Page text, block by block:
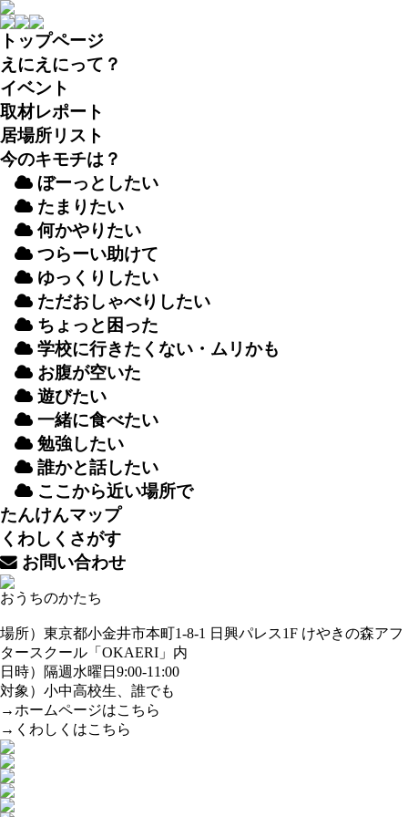
トップページ
えにえにって？
イベント
取材レポート
居場所リスト
今のキモチは？
ぼーっとしたい
たまりたい
何かやりたい
つらーい助けて
ゆっくりしたい
ただおしゃべりしたい
ちょっと 困 った
学校に行きたくない・ムリかも
お腹が空いた
遊びたい
一緒に食べたい
勉強したい
誰かと話したい
ここから近い場所で
たんけんマップ
くわしくさがす
お問い合わせ
おうちのかたち
場所）東京都小金井市本町1-8-1 日興パレス1F けやきの森アフ
タースクール「OKAERI」内
日時）隔週水曜日9:00-11:00
対象）小中高校生、誰でも
→ホームページはこちら
→くわしくはこちら